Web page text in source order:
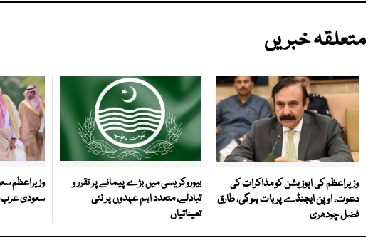
متعلقہ خبریں
وزیراعظم کی اپوزیشن کو مذاکرات کی
دعوت، اوپن ایجنڈے پر بات ہوگی، طارق
فضل چودھری
بیوروکریسی میں بڑے پیمانے پر تقرر و
تبادلے، متعدد اہم عہدوں پر نئی
تعیناتیاں
وزیراعظم
سعودی عرب